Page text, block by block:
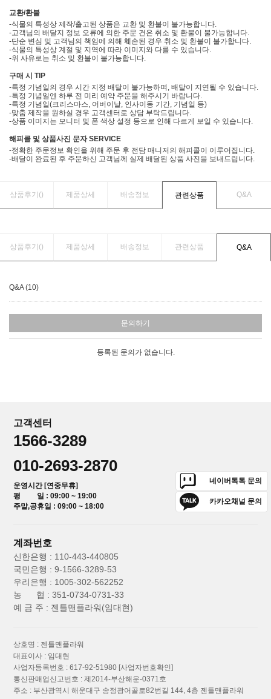
교환/환불
-식물의 특성상 제작/출고된 상품은 교환 및 환불이 불가능합니다.
-고객님의 배달지 정보 오류에 의한 주문 건은 취소 및 환불이 불가능합니다.
-단순 변심 및 고객님의 책임에 의해 훼손된 경우 취소 및 환불이 불가합니다.
-식물의 특성상 계절 및 지역에 따라 이미지와 다를 수 있습니다.
-위 사유로는 취소 및 환불이 불가능합니다.
구매 시 TIP
-특정 기념일의 경우 시간 지정 배달이 불가능하며, 배달이 지연될 수 있습니다.
-특정 기념일엔 하루 전 미리 예약 주문을 해주시기 바랍니다.
-특정 기념일(크리스마스, 어버이날, 인사이동 기간, 기념일 등)
-맞춤 제작을 원하실 경우 고객센터로 상담 부탁드립니다.
-상품 이미지는 모니터 및 폰 색상 설정 등으로 인해 다르게 보일 수 있습니다.
해피콜 및 상품사진 문자 SERVICE
-정확한 주문정보 확인을 위해 주문 후 전담 매니저의 해피콜이 이루어집니다.
-배달이 완료된 후 주문하신 고객님께 실제 배달된 상품 사진을 보내드립니다.
상품후기() 제품상세 배송정보 관련상품 Q&A
상품후기() 제품상세 배송정보 관련상품 Q&A
Q&A (10)
문의하기
등록된 문의가 없습니다.
고객센터
1566-3289
010-2693-2870
운영시간 [연중무휴]
평 일 : 09:00 ~ 19:00
주말,공휴일 : 09:00 ~ 18:00
네이버톡톡 문의
카카오채널 문의
계좌번호
신한은행 : 110-443-440805
국민은행 : 9-1566-3289-53
우리은행 : 1005-302-562252
농 협 : 351-0734-0731-33
예 금 주 : 젠틀맨플라워(임대현)
상호명 : 젠틀맨플라워
대표이사 : 임대현
사업자등록번호 : 617-92-51980 [사업자번호확인]
통신판매업신고번호 : 제2014-부산해운-0371호
주소 : 부산광역시 해운대구 송정광어골로82번길 144, 4층 젠틀맨플라워